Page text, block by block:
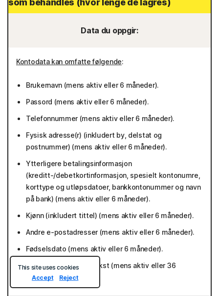
som behandles (hvor lenge de lagres)
Data du oppgir:
Kontodata kan omfatte følgende:
Brukernavn (mens aktiv eller 6 måneder).
Passord (mens aktiv eller 6 måneder).
Telefonnummer (mens aktiv eller 6 måneder).
Fysisk adresse(r) (inkludert by, delstat og
postnummer) (mens aktiv eller 6 måneder).
Ytterligere betalingsinformasjon
(kreditt-/debetkortinformasjon, spesielt kontonumre,
korttype og utløpsdatoer, bankkontonummer og navn
på bank) (mens aktiv eller 6 måneder).
Kjønn (inkludert tittel) (mens aktiv eller 6 måneder).
Andre e-postadresser (mens aktiv eller 6 måneder).
Fødselsdato (mens aktiv eller 6 måneder).
Fritekst, merknader/tekst (mens aktiv eller 36
måneder).
This site uses cookies
Accept
Reject